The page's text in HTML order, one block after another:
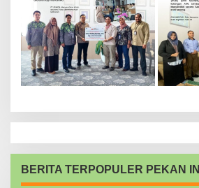
BERITA TERPOPULER PEKAN INI